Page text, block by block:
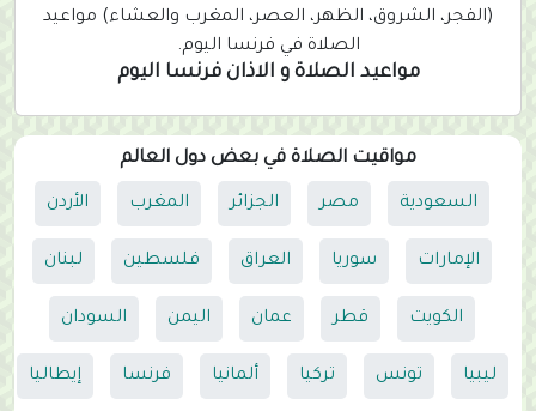
(الفجر، الشروق، الظهر، العصر، المغرب والعشاء) مواعيد
الصلاة في فرنسا اليوم.
مواعيد الصلاة و الاذان فرنسا اليوم
مواقيت الصلاة في بعض دول العالم
السعودية مصر الجزائر المغرب الأردن
الإمارات سوريا العراق فلسطين لبنان
الكويت قطر عمان اليمن السودان
ليبيا تونس تركيا ألمانيا فرنسا إيطاليا